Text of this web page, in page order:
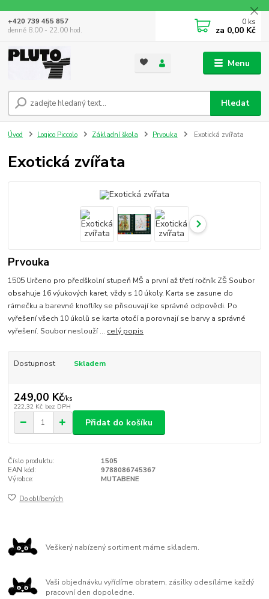
Menu
Hledat
+420 739 455 857
denně 8.00 - 22.00 hod.
0 ks
za 0,00 Kč
Úvod Logico Piccolo Základní škola Prvouka Exotická zvířata
Exotická zvířata
Prvouka
1505 Určeno pro předškolní stupeň MŠ a první až třetí ročník ZŠ Soubor
obsahuje 16 výukových karet, vždy s 10 úkoly. Karta se zasune do
rámečku a barevné knoflíky se přisouvají ke správné odpovědi. Po
vyřešení všech 10 úkolů se karta otočí a porovnají se barvy a správné
vyřešení. Soubor neslouží ... celý popis
Dostupnost Skladem
249,00 Kč/ks
222,32 Kč bez DPH
Přidat do košíku
Číslo produktu:
1505
EAN kód:
9788086745367
Výrobce:
MUTABENE
Do oblíbených
Veškerý nabízený sortiment máme skladem.
Vaši objednávku vyřídíme obratem, zásilky odesíláme každý
pracovní den dopoledne.